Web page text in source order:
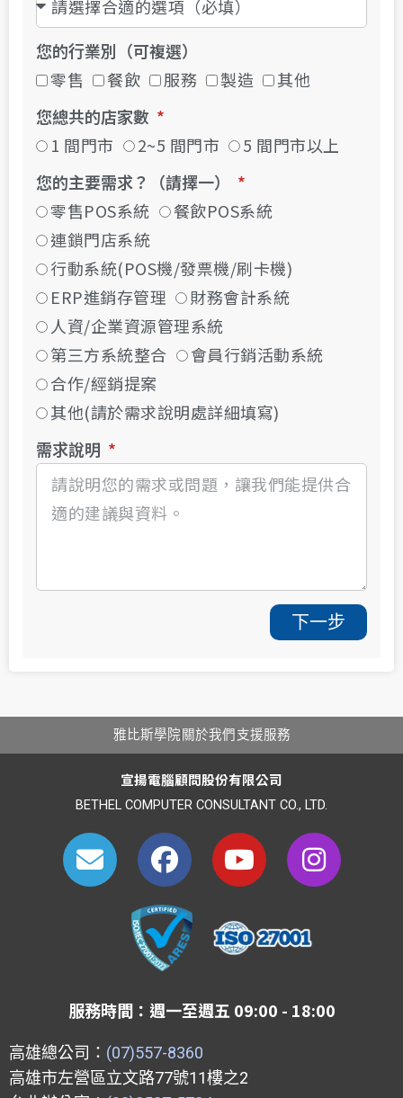
您的行業別（可複選）
零售
餐飲 服務 製造
其他
您總共的店家數
1 間門市
2~5 間門市
5 間門市以上
您的主要需求？（請擇一）
零售POS系統
餐飲POS系統
連鎖門店系統
行動系統(POS機/發票機/刷卡機)
ERP進銷存管理
財務會計系統
人資/企業資源管理系統
第三方系統整合
會員行銷活動系統
合作/經銷提案
其他(請於需求說明處詳細填寫)
需求說明
下一步
雅比斯學院關於我們支援服務
宣揚電腦顧問股份有限公司
BETHEL COMPUTER CONSULTANT CO., LTD.
E
n
v
p
F
a
c
e
b
o
o
Y
o
u
t
u
e
I
n
s
r
服務時間：週一至週五 09:00 - 18:00
高雄總公司： (07)557-8360
高雄市左營區立文路77號11樓之2